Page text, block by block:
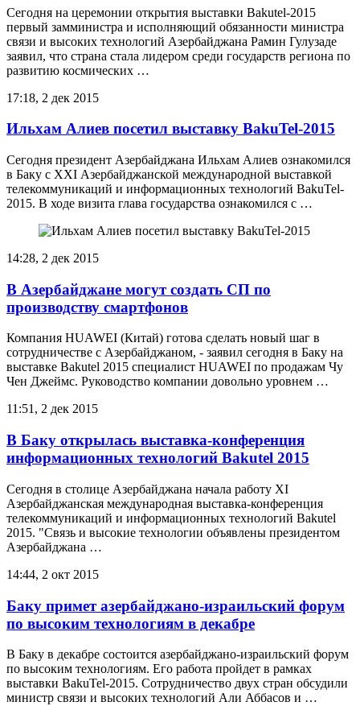
Сегодня на церемонии открытия выставки Bakutel-2015
первый замминистра и исполняющий обязанности министра
связи и высоких технологий Азербайджана Рамин Гулузаде
заявил, что страна стала лидером среди государств региона по
развитию космических …
17:18, 2 дек 2015
Ильхам Алиев посетил выставку BakuTel-2015
Сегодня президент Азербайджана Ильхам Алиев ознакомился
в Баку с XXI Азербайджанской международной выставкой
телекоммуникаций и информационных технологий BakuTel-
2015. В ходе визита глава государства ознакомился с …
14:28, 2 дек 2015
В Азербайджане могут создать СП по
производству смартфонов
Компания HUAWEI (Китай) готова сделать новый шаг в
сотрудничестве с Азербайджаном, - заявил сегодня в Баку на
выставке Bakutel 2015 специалист HUAWEI по продажам Чу
Чен Джеймс. Руководство компании довольно уровнем …
11:51, 2 дек 2015
В Баку открылась выставка-конференция
информационных технологий Bakutel 2015
Сегодня в столице Азербайджана начала работу XI
Азербайджанская международная выставка-конференция
телекоммуникаций и информационных технологий Bakutel
2015. "Связь и высокие технологии объявлены президентом
Азербайджана …
14:44, 2 окт 2015
Баку примет азербайджано-израильский форум
по высоким технологиям в декабре
В Баку в декабре состоится азербайджано-израильский форум
по высоким технологиям. Его работа пройдет в рамках
выставки BakuTel-2015. Сотрудничество двух стран обсудили
министр связи и высоких технологий Али Аббасов и …